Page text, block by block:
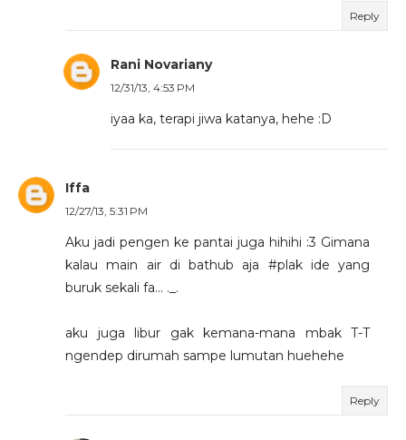
Reply
Rani Novariany
12/31/13, 4:53 PM
iyaa ka, terapi jiwa katanya, hehe :D
Iffa
12/27/13, 5:31 PM
Aku jadi pengen ke pantai juga hihihi :3 Gimana
kalau main air di bathub aja #plak ide yang
buruk sekali fa... ._.
aku juga libur gak kemana-mana mbak T-T
ngendep dirumah sampe lumutan huehehe
Reply